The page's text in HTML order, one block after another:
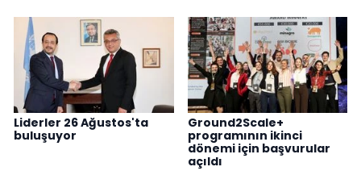
Liderler 26 Ağustos'ta
buluşuyor
Ground2Scale+
programının ikinci
dönemi için başvurular
açıldı